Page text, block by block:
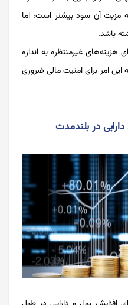
مزیت آن سود بیشتر است؛ اما
باشد.
هزینه‌های غیرمنتظره به اندازه
امر برای امنیت مالی ضروری
در بلندمدت